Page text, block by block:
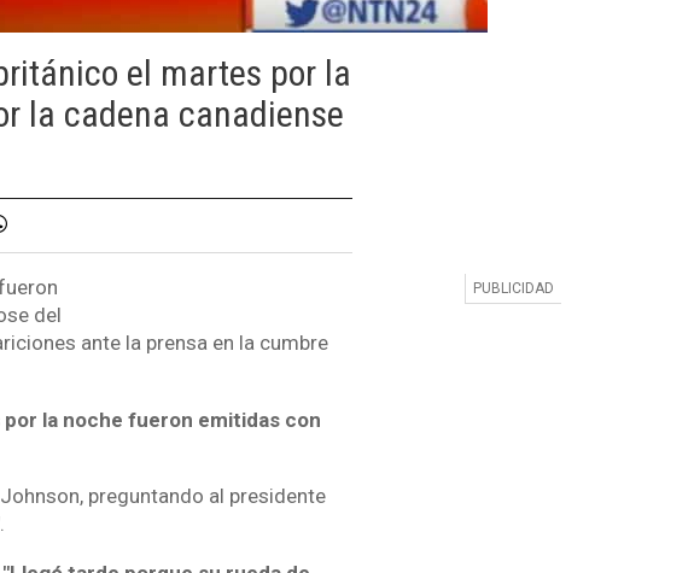
el martes por la
la cadena canadiense
del
ante la prensa en la cumbre
la noche fueron emitidas con
preguntando al presidente